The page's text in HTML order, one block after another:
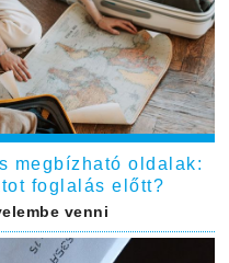
megbízható oldalak:
foglalás előtt?
venni